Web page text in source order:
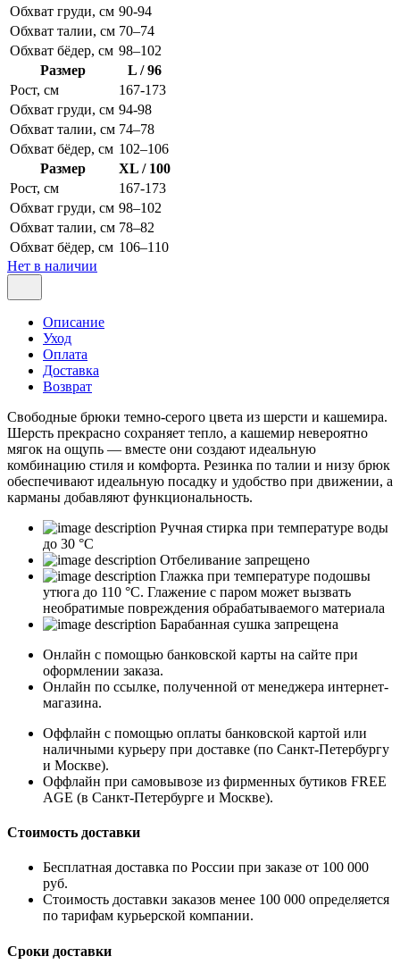
Обхват груди, см 90-94
Обхват талии, см 70–74
Обхват бёдер, см 98–102
Размер
L / 96
Рост, см
167-173
Обхват груди, см 94-98
Обхват талии, см 74–78
Обхват бёдер, см 102–106
Размер
XL / 100
Рост, см
167-173
Обхват груди, см 98–102
Обхват талии, см 78–82
Обхват бёдер, см 106–110
Нет в наличии
Описание
Уход
Оплата
Доставка
Возврат
Свободные брюки темно-серого цвета из шерсти и кашемира.
Шерсть прекрасно сохраняет тепло, а кашемир невероятно
мягок на ощупь — вместе они создают идеальную
комбинацию стиля и комфорта. Резинка по талии и низу брюк
обеспечивают идеальную посадку и удобство при движении, а
карманы добавляют функциональность.
Ручная стирка при температуре воды
до 30 °C
Отбеливание запрещено
Глажка при температуре подошвы
утюга до 110 °C. Глажение с паром может вызвать
необратимые повреждения обрабатываемого материала
Барабанная сушка запрещена
Онлайн с помощью банковской карты на сайте при
оформлении заказа.
Онлайн по ссылке, полученной от менеджера интернет-
магазина.
Оффлайн с помощью оплаты банковской картой или
наличными курьеру при доставке (по Санкт-Петербургу
и Москве).
Оффлайн при самовывозе из фирменных бутиков FREE
AGE (в Санкт-Петербурге и Москве).
Стоимость доставки
Бесплатная доставка по России при заказе от 100 000
руб.
Стоимость доставки заказов менее 100 000 определяется
по тарифам курьерской компании.
Сроки доставки